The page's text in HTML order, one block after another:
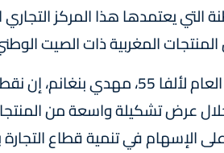
التي يعتمدها هذا المركز
المغربية ذات الصيت
من جهته،قال الرئيس المدير العام
عرض تشكيلة واسعة من المنتجات
الإسهام في تنمية قطاع التجارة